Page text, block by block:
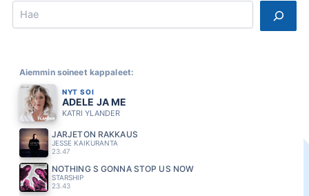
Search
Aiemmin soineet kappaleet:
NYT SOI
ADELE JA ME
KATRI YLANDER
JÄRJETÖN RAKKAUS
JESSE KAIKURANTA
23.47
NOTHING S GONNA STOP US NOW
STARSHIP
23.43